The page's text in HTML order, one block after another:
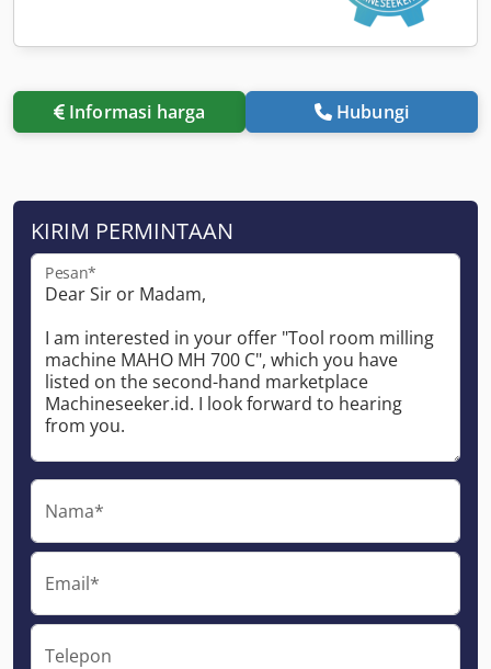
Informasi harga Hubungi
KIRIM PERMINTAAN
Pesan*
Nama*
Email*
Telepon